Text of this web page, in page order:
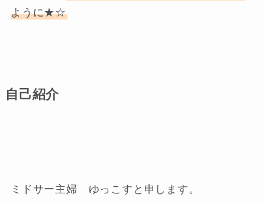
ように★☆
自己紹介
ミドサー主婦 ゆっこすと申します。